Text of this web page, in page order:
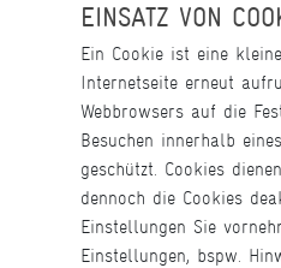
EINSATZ VON
Ein Cookie ist eine
Internetseite erneut
Webbrowsers auf die
Besuchen innerhalb
geschützt. Cookies
dennoch die Cookies
Einstellungen Sie
Einstellungen, bspw.